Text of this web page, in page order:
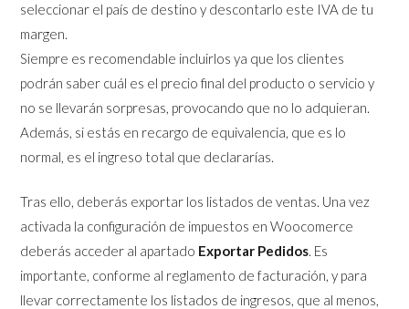
seleccionar el país de destino y descontarlo este IVA de tu
margen.
Siempre es recomendable incluirlos ya que los clientes
podrán saber cuál es el precio final del producto o servicio y
no se llevarán sorpresas, provocando que no lo adquieran.
Además, si estás en recargo de equivalencia, que es lo
normal, es el ingreso total que declararías.
Tras ello, deberás exportar los listados de ventas. Una vez
activada la configuración de impuestos en Woocomerce
deberás acceder al apartado Exportar Pedidos. Es
importante, conforme al reglamento de facturación, y para
llevar correctamente los listados de ingresos, que al menos,